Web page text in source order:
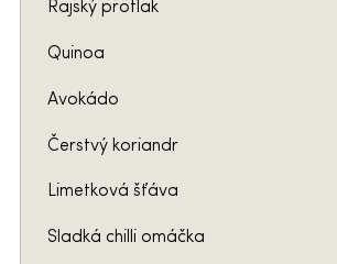
Rajský protlak
Quinoa
Avokádo
Čerstvý koriandr
Limetková šťáva
Sladká chilli omáčka